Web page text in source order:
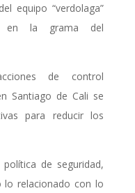
equipo “verdolaga”
en la grama del
de control
Santiago de Cali se
para reducir los
de seguridad,
lo relacionado con lo